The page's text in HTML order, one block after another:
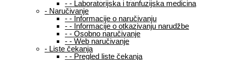
- - Laboratorijska i tranfuzijska medicina
- Naručivanje
- - Informacije o naručivanju
- - Informacije o otkazivanju narudžbe
- - Osobno naručivanje
- - Web naručivanje
- Liste čekanja
- - Pregled liste čekanja